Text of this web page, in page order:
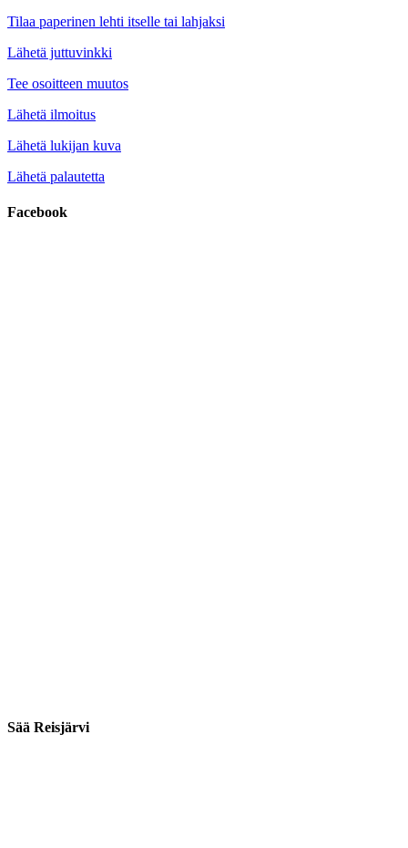
Tilaa paperinen lehti itselle tai lahjaksi
Lähetä juttuvinkki
Tee osoitteen muutos
Lähetä ilmoitus
Lähetä lukijan kuva
Lähetä palautetta
Facebook
Sää Reisjärvi